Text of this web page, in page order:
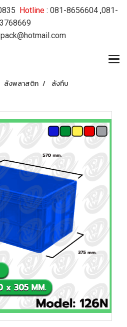
Hotline : 081-8656604 ,081-
3768669
ลังพลาสติก
ลังทึบ